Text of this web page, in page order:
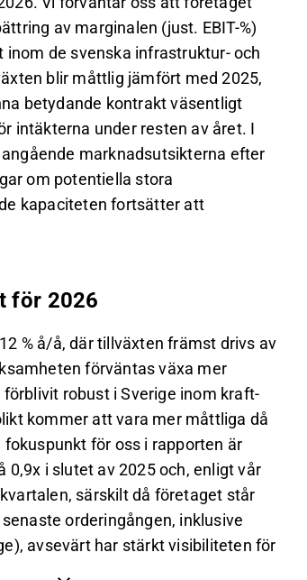
av marginalen (just. EBIT-%)
de svenska infrastruktur- och
blir måttlig jämfört med 2025,
betydande kontrakt väsentligt
intäkterna under resten av året. I
marknadsutsikterna efter
om potentiella stora
kapaciteten fortsätter att
för 2026
% å/å, där tillväxten främst drivs av
förväntas växa mer
robust i Sverige inom kraft-
kommer att vara mer måttliga då
för oss i rapporten är
0,9x i slutet av 2025 och, enligt vår
särskilt då företaget står
orderingången, inklusive
avsevärt har stärkt visibiliteten för